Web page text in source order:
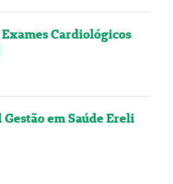
Cardiológicos
em Saúde Ereli